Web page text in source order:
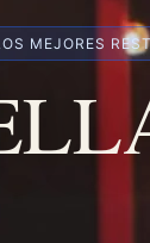
MEJORES